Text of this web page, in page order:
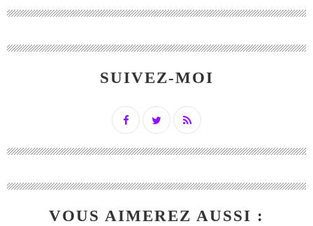
SUIVEZ-MOI
VOUS AIMEREZ AUSSI :